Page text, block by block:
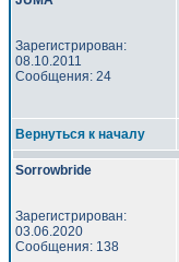
Зарегистрирован:
08.10.2011
Сообщения: 24
Вернуться к началу
Sorrowbride
Зарегистрирован:
03.06.2020
Сообщения: 138